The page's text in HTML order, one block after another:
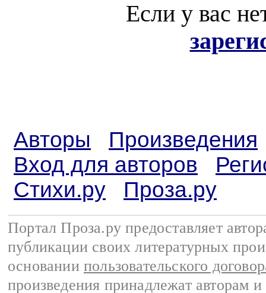
Если у вас
Авторы
Произведения
Вход для авторов
Стихи.ру
Проза.ру
Портал Проза.ру предоставляет
публикации своих литературных
основании пользовательского
произведения принадлежат авторам